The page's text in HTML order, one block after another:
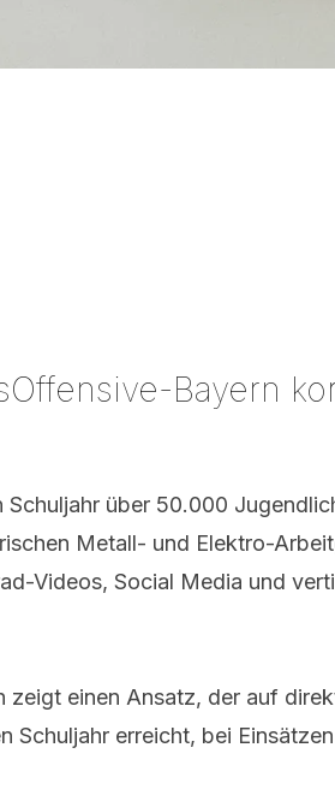
Bayern
über 50.000
Metall- und Elektro-
Videos, Social Media und
einen Ansatz, der auf
erreicht, bei